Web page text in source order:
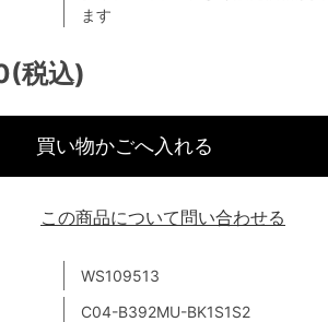
税込)
WS109513
C04-B392MU-BK1S1S2
ます
買い物かごへ入れる
この商品について問い合わせる